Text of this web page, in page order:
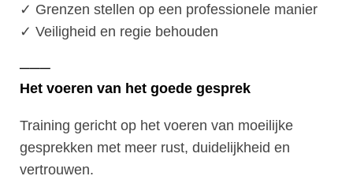
✓ Grenzen stellen op een professionele manier
✓ Veiligheid en regie behouden
───
Het voeren van het goede gesprek
Training gericht op het voeren van moeilijke
gesprekken met meer rust, duidelijkheid en
vertrouwen.